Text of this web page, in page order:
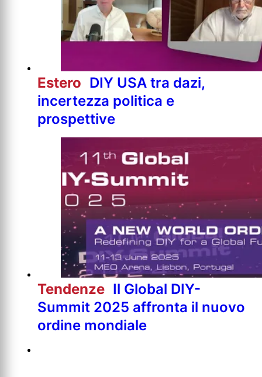
Estero DIY USA tra dazi,
incertezza politica e
prospettive
Tendenze Il Global DIY-
Summit 2025 affronta il nuovo
ordine mondiale